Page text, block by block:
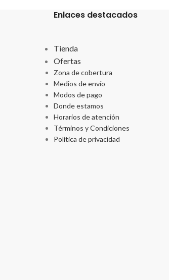
Enlaces destacados
Tienda
Ofertas
Zona de cobertura
Medios de envío
Modos de pago
Donde estamos
Horarios de atención
Términos y Condiciones
Política de privacidad